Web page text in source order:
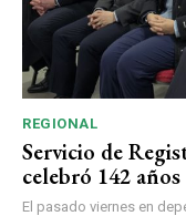
REGIONAL
Servicio de
celebró 142
El pasado viernes en